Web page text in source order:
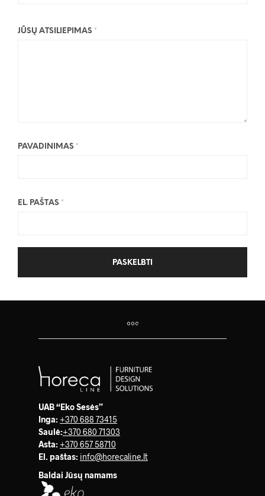
JŪSŲ ATSILIEPIMAS *
PAVADINIMAS *
EL. PAŠTAS *
UAB “Eko Sesės”
Inga: +370 688 73415
Saulė:+370 680 71303
Asta: +370 657 58710
El. paštas: info@horecaline.lt
Baldai Jūsų namams